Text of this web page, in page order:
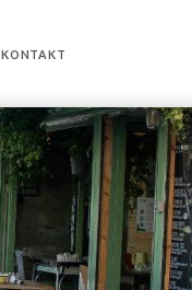
KONTAKT